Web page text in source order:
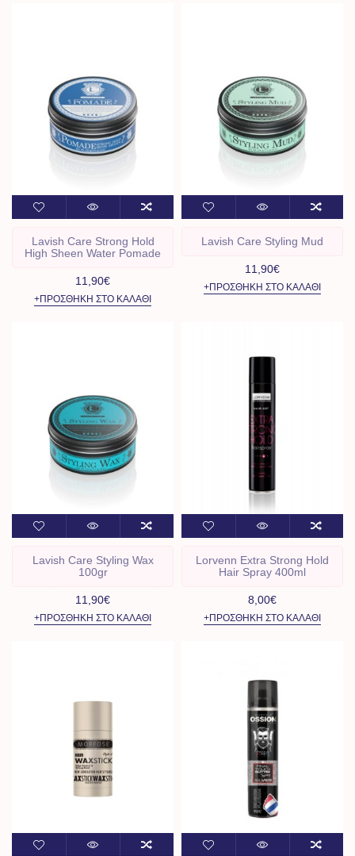
Lavish Care Strong Hold
High Sheen Water Pomade
11,90€
+ΠΡΟΣΘΉΚΗ ΣΤΟ ΚΑΛΆΘΙ
Lavish Care Styling Mud
11,90€
+ΠΡΟΣΘΉΚΗ ΣΤΟ ΚΑΛΆΘΙ
Lavish Care Styling Wax
100gr
11,90€
+ΠΡΟΣΘΉΚΗ ΣΤΟ ΚΑΛΆΘΙ
Lorvenn Extra Strong Hold
Hair Spray 400ml
8,00€
+ΠΡΟΣΘΉΚΗ ΣΤΟ ΚΑΛΆΘΙ